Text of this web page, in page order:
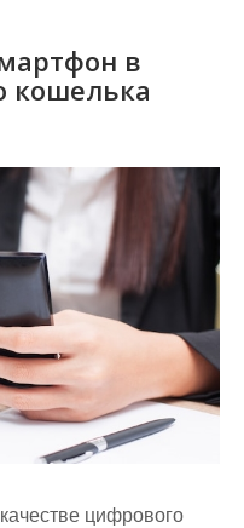
в
кошелька
цифрового